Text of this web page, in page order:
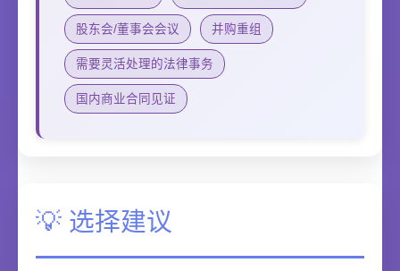
股东会/董事会会议 并购重组
需要灵活处理的法律事务
国内商业合同见证
💡 选择建议